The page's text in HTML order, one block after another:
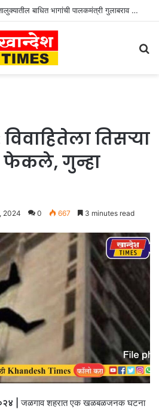
मुसळधार पावसामुळे पारोळा तालुक्यातील बाधित भागांची पालकमंत्री गुलाबराव पाटील जलसंपदा मंत्री गिरीश महाजन यांनी केली पाहणी
तिसऱ्या
गुन्हा
2024 0 667 3 minutes read
|
जळगाव शहरात एक खळबळजनक घटना